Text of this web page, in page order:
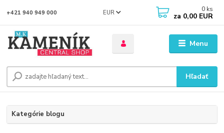
Menu
EUR
Hľadať
+421 940 949 000 0 ks
za 0,00 EUR
Kategórie blogu